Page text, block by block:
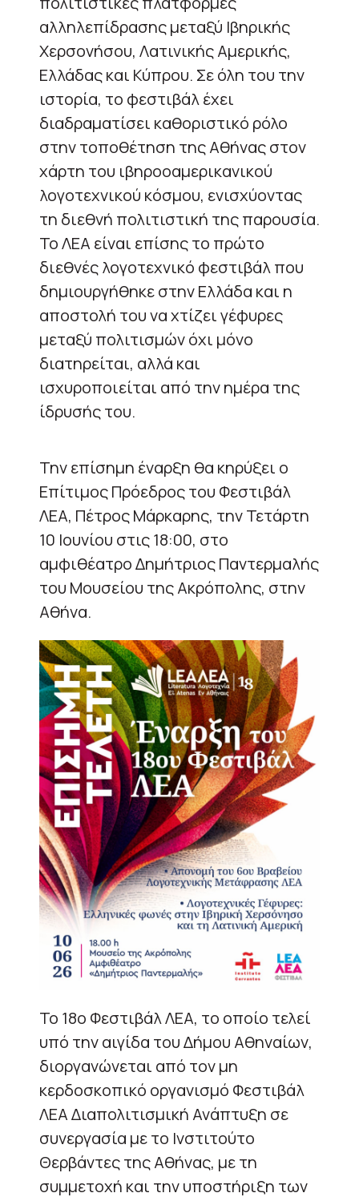
αλληλεπίδρασης μεταξύ Ιβηρικής
Χερσονήσου, Λατινικής Αμερικής,
Ελλάδας και Κύπρου. Σε όλη του την
ιστορία, το φεστιβάλ έχει
διαδραματίσει καθοριστικό ρόλο
στην τοποθέτηση της Αθήνας στον
χάρτη του ιβηροοαμερικανικού
λογοτεχνικού κόσμου, ενισχύοντας
τη διεθνή πολιτιστική της παρουσία.
Το ΛΕΑ είναι επίσης το πρώτο
διεθνές λογοτεχνικό φεστιβάλ που
δημιουργήθηκε στην Ελλάδα και η
αποστολή του να χτίζει γέφυρες
μεταξύ πολιτισμών όχι μόνο
διατηρείται, αλλά και
ισχυροποιείται από την ημέρα της
ίδρυσής του.
Την επίσημη έναρξη θα κηρύξει ο
Επίτιμος Πρόεδρος του Φεστιβάλ
ΛΕΑ, Πέτρος Μάρκαρης, την Τετάρτη
10 Ιουνίου στις 18:00, στο
αμφιθέατρο Δημήτριος Παντερμαλής
του Μουσείου της Ακρόπολης, στην
Αθήνα.
Το 18ο Φεστιβάλ ΛΕΑ, το οποίο τελεί
υπό την αιγίδα του Δήμου Αθηναίων,
διοργανώνεται από τον μη
κερδοσκοπικό οργανισμό Φεστιβάλ
ΛΕΑ Διαπολιτισμική Ανάπτυξη σε
συνεργασία με το Ινστιτούτο
Θερβάντες της Αθήνας, με τη
συμμετοχή και την υποστήριξη των